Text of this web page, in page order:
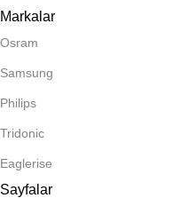
Markalar
Osram
Samsung
Philips
Tridonic
Eaglerise
Sayfalar